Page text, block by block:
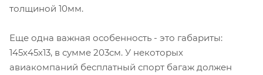
толщиной 10мм.
Еще одна важная особенность - это габариты:
145х45х13, в сумме 203см. У некоторых
авиакомпаний бесплатный спорт багаж должен